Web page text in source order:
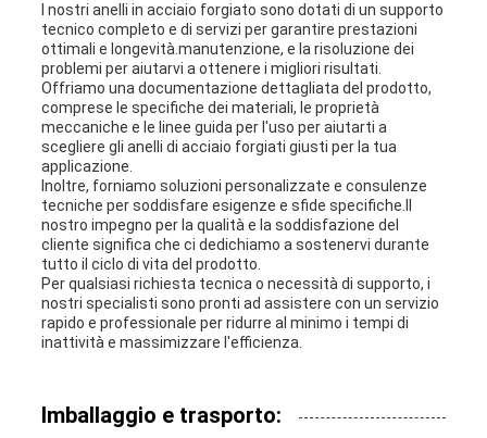
I nostri anelli in acciaio forgiato sono dotati di un supporto
tecnico completo e di servizi per garantire prestazioni
ottimali e longevità.manutenzione, e la risoluzione dei
problemi per aiutarvi a ottenere i migliori risultati.
Offriamo una documentazione dettagliata del prodotto,
comprese le specifiche dei materiali, le proprietà
meccaniche e le linee guida per l'uso per aiutarti a
scegliere gli anelli di acciaio forgiati giusti per la tua
applicazione.
Inoltre, forniamo soluzioni personalizzate e consulenze
tecniche per soddisfare esigenze e sfide specifiche.Il
nostro impegno per la qualità e la soddisfazione del
cliente significa che ci dedichiamo a sostenervi durante
tutto il ciclo di vita del prodotto.
Per qualsiasi richiesta tecnica o necessità di supporto, i
nostri specialisti sono pronti ad assistere con un servizio
rapido e professionale per ridurre al minimo i tempi di
inattività e massimizzare l'efficienza.
Imballaggio e trasporto: